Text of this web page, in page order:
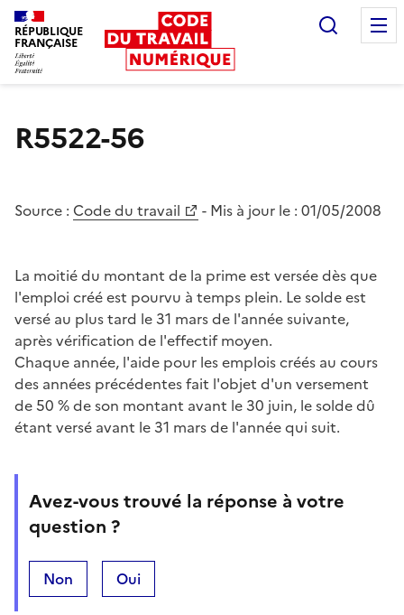
RÉPUBLIQUE
FRANÇAISE
R5522-56
Source : Code du travail - Mis à jour le : 01/05/2008
La moitié du montant de la prime est versée dès que
l'emploi créé est pourvu à temps plein. Le solde est
versé au plus tard le 31 mars de l'année suivante,
après vérification de l'effectif moyen.
Chaque année, l'aide pour les emplois créés au cours
des années précédentes fait l'objet d'un versement
de 50 % de son montant avant le 30 juin, le solde dû
étant versé avant le 31 mars de l'année qui suit.
Avez-vous trouvé la réponse à votre
question ?
Non Oui